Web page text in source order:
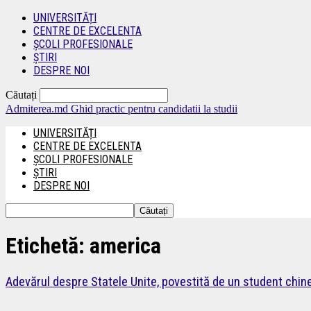
UNIVERSITĂȚI
CENTRE DE EXCELENTA
ȘCOLI PROFESIONALE
ȘTIRI
DESPRE NOI
Căutați
Admiterea.md Ghid practic pentru candidatii la studii
UNIVERSITĂȚI
CENTRE DE EXCELENTA
ȘCOLI PROFESIONALE
ȘTIRI
DESPRE NOI
Etichetă: america
Adevărul despre Statele Unite, povestită de un student